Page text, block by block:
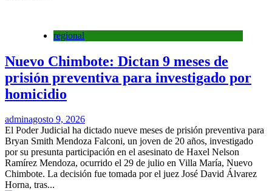
regional
Nuevo Chimbote: Dictan 9 meses de
prisión preventiva para investigado por
homicidio
adminagosto 9, 2026
El Poder Judicial ha dictado nueve meses de prisión preventiva para
Bryan Smith Mendoza Falconi, un joven de 20 años, investigado
por su presunta participación en el asesinato de Haxel Nelson
Ramírez Mendoza, ocurrido el 29 de julio en Villa María, Nuevo
Chimbote. La decisión fue tomada por el juez José David Álvarez
Horna, tras...